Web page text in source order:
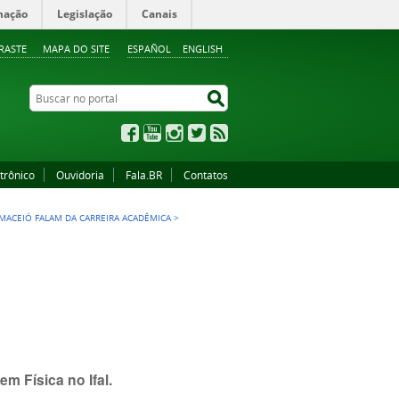
ESPAÑOL ENGLISH
MAPA DO SITE
Legislação Canais
Buscar no portal
FacebookYouTubeInstagram
Twitter
Ouvidoria Fala.BR Contatos
FALAM DA CARREIRA ACADÊMICA >
Física no Ifal.